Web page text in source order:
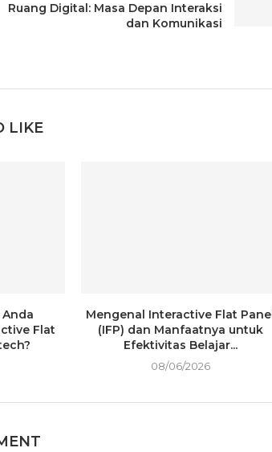
Ruang Digital: Masa Depan Interaksi
dan Komunikasi
LIKE
Flat
Mengenal Interactive Flat Panel
(IFP) dan Manfaatnya untuk
Efektivitas Belajar...
08/06/2026